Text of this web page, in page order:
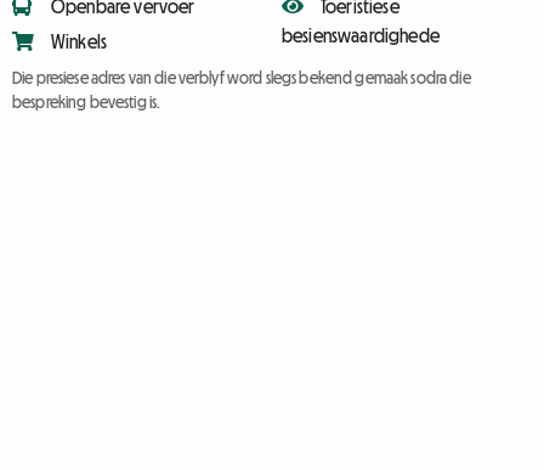
Openbare vervoer
Winkels
Toeristiese
besienswaardighede
Die presiese adres van die verblyf word slegs bekend gemaak sodra die
bespreking bevestig is.